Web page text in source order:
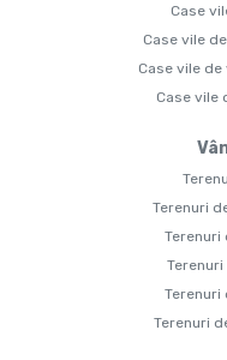
Case
Case vile
Case vile de
Case vile
Terenuri
Terenuri
Terenuri
Terenuri
Terenuri